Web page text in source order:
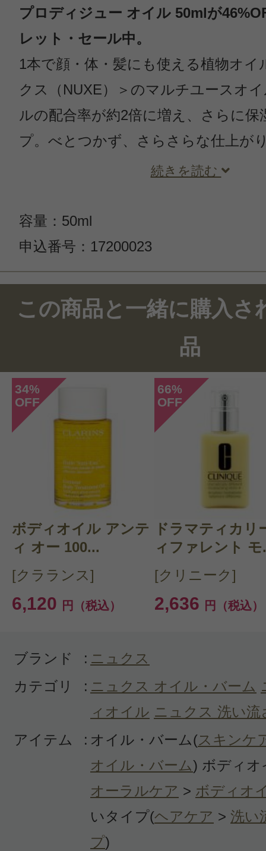
プロディジュー オイル 50mlが
レット・セール中。
1本で顔・体・髪にも使える植物オイ
クス（NUXE）＞のマルチユースオ
ルの配合率が約2倍に増え、さらに保
プ。べとつかず、さらさらな仕上が
続きを読む
容量：50ml
申込番号：17200023
この商品のクチコミ
148件のレビュー
投稿日：2026年04月
きの子 様
／60代以上
感じた効能：うるおい/オーガニック
派/ナチュラル化粧品
購入品：プロディジュー オイル
嫌いな匂いではありませんが、自分
すぎると感じました。またボディに
投稿日：2026年01月
Y 様／40代前半
感じた効能：リラックス
お風呂上がり、1日の始まりに愛用
香りが強めではありますが私は好き
この商品と一緒に購入さ
品
34%
OFF
ボディオイル アンテ
ィ オー 100...
[クラランス]
6,120 円（税込）
66%
OFF
ドラマティカリ
ィファレント モ
[クリニーク]
2,636 円（税込）
ブランド : ニュクス
カテゴリ
: ニュクス オイル・バーム
ィオイル ニュクス 洗い
アイテム
: オイル・バーム(スキンケ
オイル・バーム) ボディオ
オーラルケア > ボディオ
いタイプ(ヘアケア > 洗い
プ)